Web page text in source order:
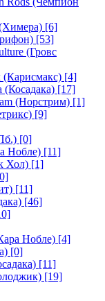
[6]
[53]
(Гровс
(Карисмакс) [4]
(Косадака) [17]
(Норстрим) [1]
[9]
[0]
Нобле) [11]
Хол) [1]
[11]
[46]
Нобле) [4]
[0]
[11]
[19]